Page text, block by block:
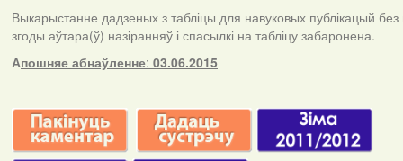
Выкарыстанне дадзеных з табліцы для навуковых публікацый без
згоды аўтара(ў) назіранняў і спасылкі на табліцу забаронена.
Апошняе абнаўленне: 03.06.2015